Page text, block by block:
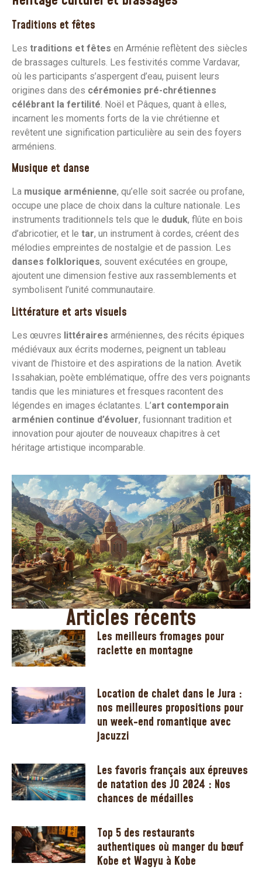
Traditions et fêtes
Les traditions et fêtes en Arménie reflètent des siècles
de brassages culturels. Les festivités comme Vardavar,
où les participants s’aspergent d’eau, puisent leurs
origines dans des cérémonies pré-chrétiennes
célébrant la fertilité. Noël et Pâques, quant à elles,
incarnent les moments forts de la vie chrétienne et
revêtent une signification particulière au sein des foyers
arméniens.
Musique et danse
La musique arménienne, qu’elle soit sacrée ou profane,
occupe une place de choix dans la culture nationale. Les
instruments traditionnels tels que le duduk, flûte en bois
d’abricotier, et le tar, un instrument à cordes, créent des
mélodies empreintes de nostalgie et de passion. Les
danses folkloriques, souvent exécutées en groupe,
ajoutent une dimension festive aux rassemblements et
symbolisent l’unité communautaire.
Littérature et arts visuels
Les œuvres littéraires arméniennes, des récits épiques
médiévaux aux écrits modernes, peignent un tableau
vivant de l’histoire et des aspirations de la nation. Avetik
Issahakian, poète emblématique, offre des vers poignants
tandis que les miniatures et fresques racontent des
légendes en images éclatantes. L’art contemporain
arménien continue d’évoluer, fusionnant tradition et
innovation pour ajouter de nouveaux chapitres à cet
héritage artistique incomparable.
Articles récents
Les meilleurs fromages pour
raclette en montagne
Location de chalet dans le Jura :
nos meilleures propositions pour
un week-end romantique avec
jacuzzi
Les favoris français aux épreuves
de natation des JO 2024 : Nos
chances de médailles
Top 5 des restaurants
authentiques où manger du bœuf
Kobe et Wagyu à Kobe